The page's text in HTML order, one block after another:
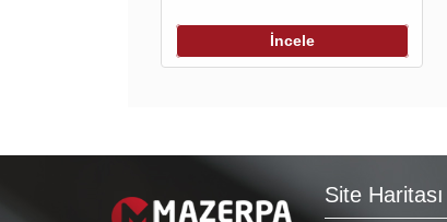
İncele
Site Haritası